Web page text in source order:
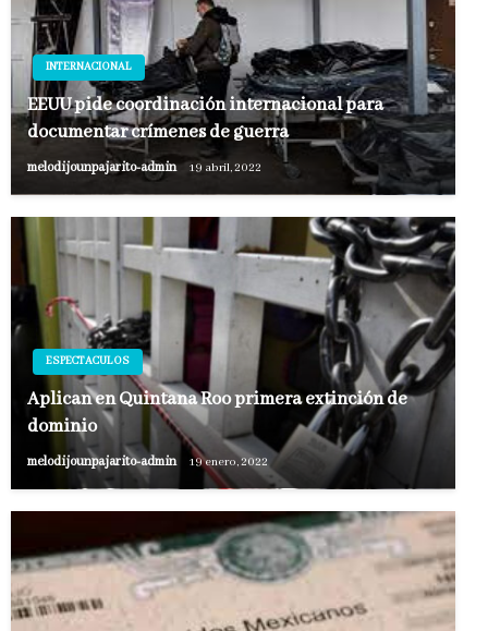
INTERNACIONAL
EEUU pide coordinación internacional para
documentar crímenes de guerra
melodijounpajarito-admin 19 abril, 2022
ESPECTACULOS
Aplican en Quintana Roo primera extinción de
dominio
melodijounpajarito-admin 19 enero, 2022